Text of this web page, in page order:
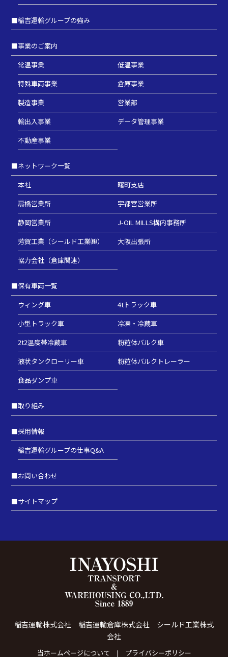
■稲吉運輸グループの強み
■事業のご案内
常温事業
低温事業
特殊車両事業
倉庫事業
製造事業
営業部
輸出入事業
データ管理事業
不動産事業
■ネットワーク一覧
本社
曙町支店
扇橋営業所
宇都宮営業所
静岡営業所
J-OIL MILLS構内事務所
芳賀工業（シールド工業㈱）
大阪出張所
協力会社（倉庫関連）
■保有車両一覧
ウィング車
4tトラック車
小型トラック車
冷凍・冷蔵車
2t2温度帯冷蔵車
粉粒体バルク車
液状タンクローリー車
粉粒体バルクトレーラー
食品ダンプ車
■取り組み
■採用情報
稲吉運輸グループの仕事Q&A
■お問い合わせ
■サイトマップ
稲吉運輸株式会社 稲吉運輸倉庫株式会社 シールド工業株式
会社
当ホームページについて プライバシーポリシー